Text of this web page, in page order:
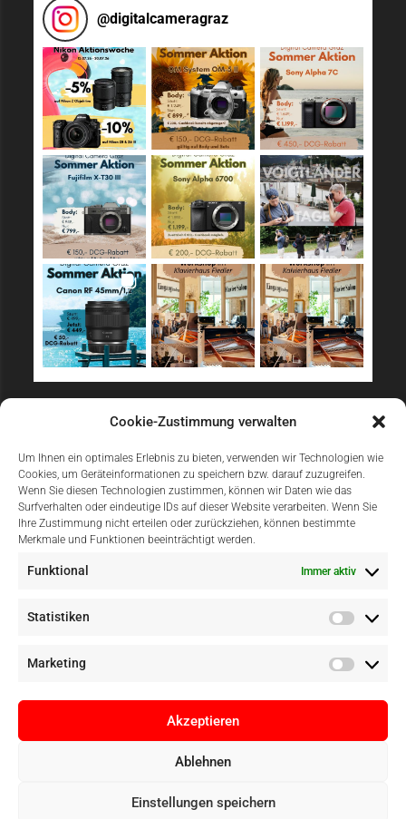
Cookie-Zustimmung verwalten
Um Ihnen ein optimales Erlebnis zu bieten, verwenden wir Technologien wie
Cookies, um Geräteinformationen zu speichern bzw. darauf zuzugreifen.
Wenn Sie diesen Technologien zustimmen, können wir Daten wie das
Surfverhalten oder eindeutige IDs auf dieser Website verarbeiten. Wenn Sie
Ihre Zustimmung nicht erteilen oder zurückziehen, können bestimmte
Merkmale und Funktionen beeinträchtigt werden.
Funktional Immer aktiv
Statistiken
Marketing
Akzeptieren
Ablehnen
Einstellungen speichern
@digitalcameragraz
Sicher Einkaufen